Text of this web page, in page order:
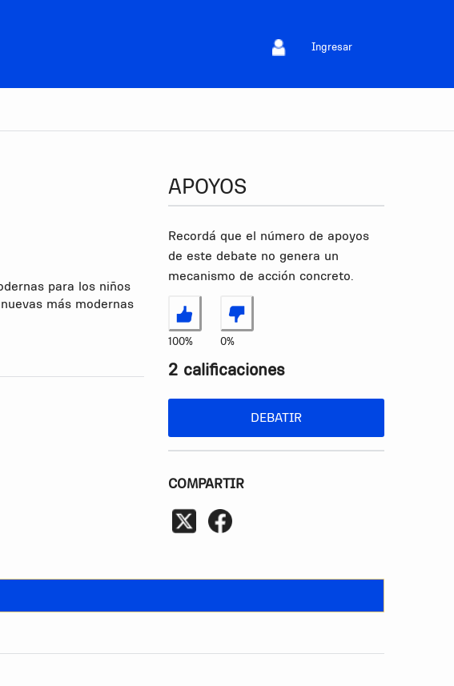
Ingresar
para los niños
más modernas
APOYOS
Recordá que el número de apoyos
de este debate no genera un
mecanismo de acción concreto.
Estoy de acuerdo
100% No estoy de acuerdo
0%
2 calificaciones
DEBATIR
COMPARTIR